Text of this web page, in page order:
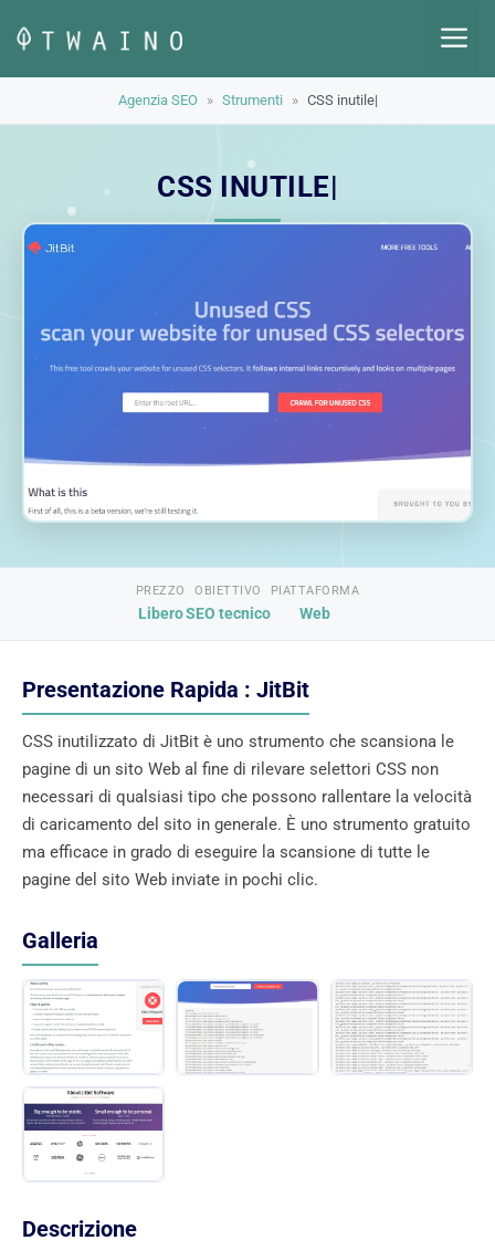
contenuto
Agenzia SEO » Strumenti » CSS inutile|
CSS INUTILE|
PREZZO
Libero
OBIETTIVO
SEO tecnico
PIATTAFORMA
Web
Presentazione Rapida : JitBit
CSS inutilizzato di JitBit è uno strumento che scansiona le
pagine di un sito Web al fine di rilevare selettori CSS non
necessari di qualsiasi tipo che possono rallentare la velocità
di caricamento del sito in generale. È uno strumento gratuito
ma efficace in grado di eseguire la scansione di tutte le
pagine del sito Web inviate in pochi clic.
Galleria
Descrizione